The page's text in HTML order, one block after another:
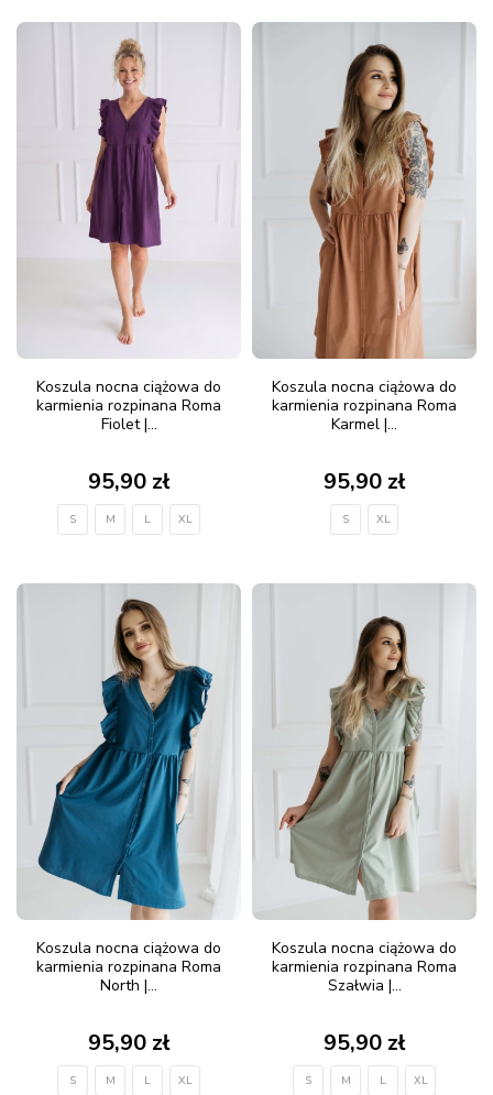
Koszula nocna ciążowa do
karmienia rozpinana Roma
Fiolet |...
95,90 zł
S M L XL
Koszula nocna ciążowa do
karmienia rozpinana Roma
Karmel |...
95,90 zł
S XL
Koszula nocna ciążowa do
karmienia rozpinana Roma
North |...
95,90 zł
S M L XL
Koszula nocna ciążowa do
karmienia rozpinana Roma
Szałwia |...
95,90 zł
S M L XL